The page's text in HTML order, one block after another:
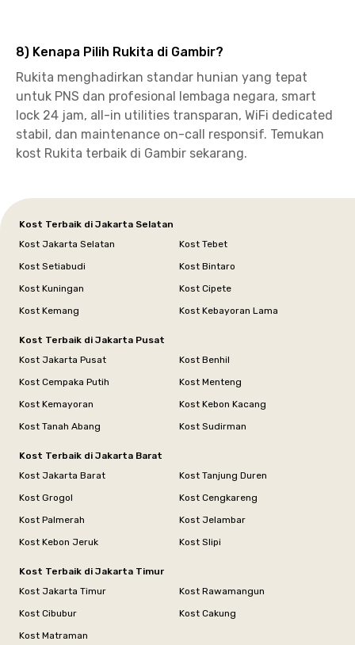
8) Kenapa Pilih Rukita di Gambir?
Rukita menghadirkan standar hunian yang tepat
untuk PNS dan profesional lembaga negara, smart
lock 24 jam, all-in utilities transparan, WiFi dedicated
stabil, dan maintenance on-call responsif. Temukan
kost Rukita terbaik di Gambir sekarang.
Kost Terbaik di Jakarta Selatan
Kost Jakarta Selatan
Kost Tebet
Kost Setiabudi
Kost Bintaro
Kost Kuningan
Kost Cipete
Kost Kemang
Kost Kebayoran Lama
Kost Terbaik di Jakarta Pusat
Kost Jakarta Pusat
Kost Benhil
Kost Cempaka Putih
Kost Menteng
Kost Kemayoran
Kost Kebon Kacang
Kost Tanah Abang
Kost Sudirman
Kost Terbaik di Jakarta Barat
Kost Jakarta Barat
Kost Tanjung Duren
Kost Grogol
Kost Cengkareng
Kost Palmerah
Kost Jelambar
Kost Kebon Jeruk
Kost Slipi
Kost Terbaik di Jakarta Timur
Kost Jakarta Timur
Kost Rawamangun
Kost Cibubur
Kost Cakung
Kost Matraman